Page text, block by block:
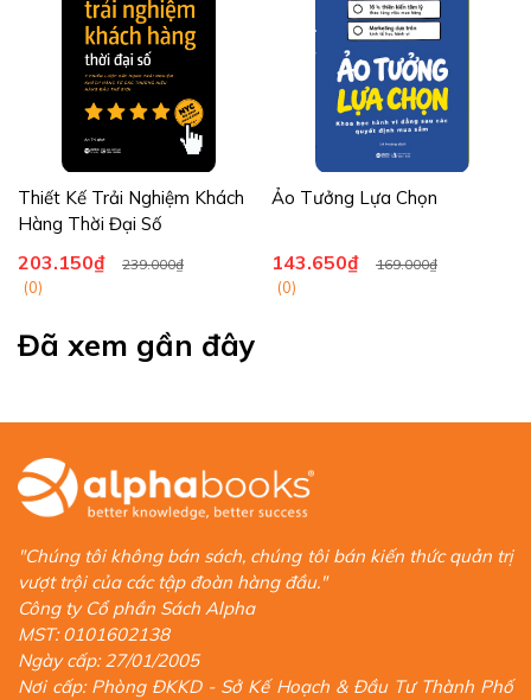
Thiết Kế Trải Nghiệm Khách
Hàng Thời Đại Số
203.150₫ 239.000₫
(0)
Ảo Tưởng Lựa Chọn
143.650₫ 169.000₫
(0)
Đã xem gần đây
"Chúng tôi không bán sách, chúng tôi bán kiến thức quản trị
vượt trội của các tập đoàn hàng đầu."
Công ty Cổ phần Sách Alpha
MST: 0101602138
Ngày cấp: 27/01/2005
Nơi cấp: Phòng ĐKKD - Sở Kế Hoạch & Đầu Tư Thành Phố